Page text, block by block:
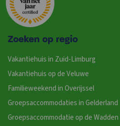
Zoeken op regio
Vakantiehuis in Zuid-Limburg
Vakantiehuis op de Veluwe
Familieweekend in Overijssel
Groepsaccommodaties in Gelderland
Groepsaccommodatie op de Wadden